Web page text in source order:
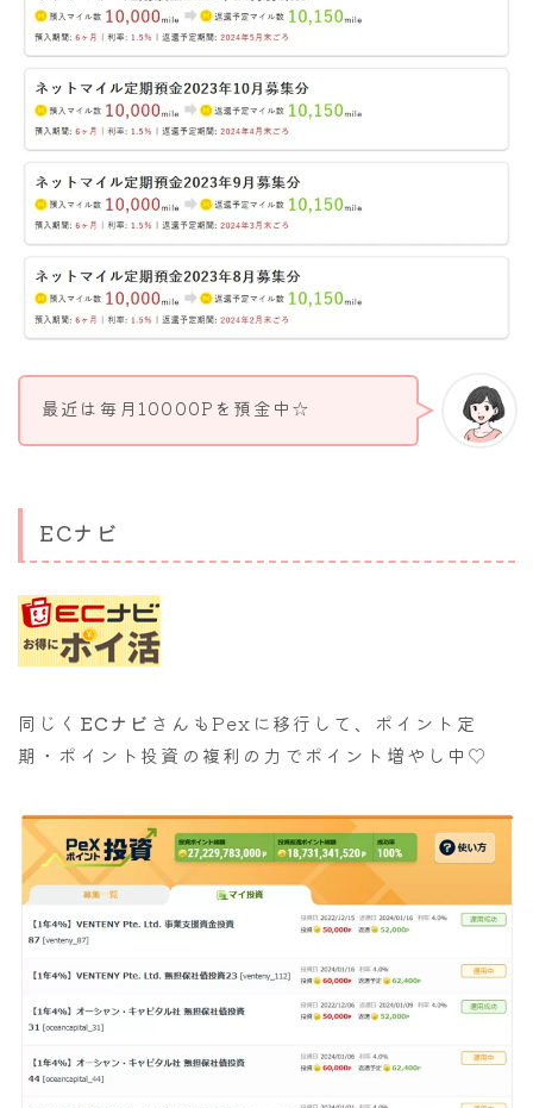
最近は毎月10000Pを預金中☆
ECナビ
同じく ECナビ さんもPexに移行して、ポイント定
期・ポイント投資の複利の力でポイント増やし中♡